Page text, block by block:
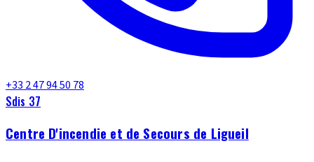
+33 2 47 94 50 78
Sdis 37
Centre D'incendie et de Secours de Ligueil